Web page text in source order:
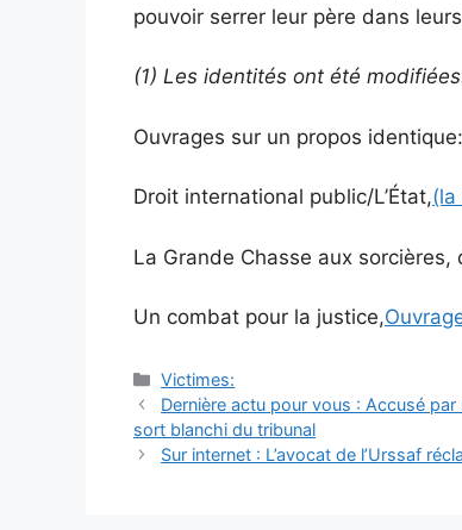
pouvoir serrer leur père dans
(1) Les identités ont été
Ouvrages sur un propos identique:
Droit international public/L’État,(la
La Grande Chasse aux
Un combat pour la justice,
Catégories
Victimes:
Navigation
des
articles
Dernière actu pour vous : Accusé
sort blanchi du tribunal
Sur internet : L’avocat de l’Urssaf